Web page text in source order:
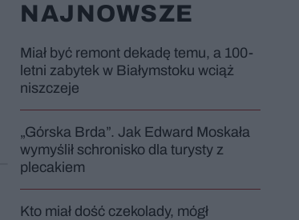
NAJNOWSZE
Miał być remont dekadę temu, a 100-
letni zabytek w Białymstoku wciąż
niszczeje
„Górska Brda”. Jak Edward Moskała
wymyślił schronisko dla turysty z
plecakiem
Kto miał dość czekolady, mógł